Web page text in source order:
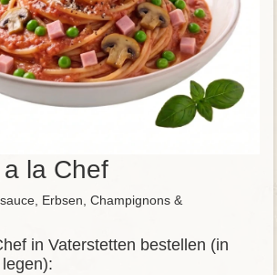
la Chef
Erbsen, Champignons &
in Vaterstetten bestellen (in